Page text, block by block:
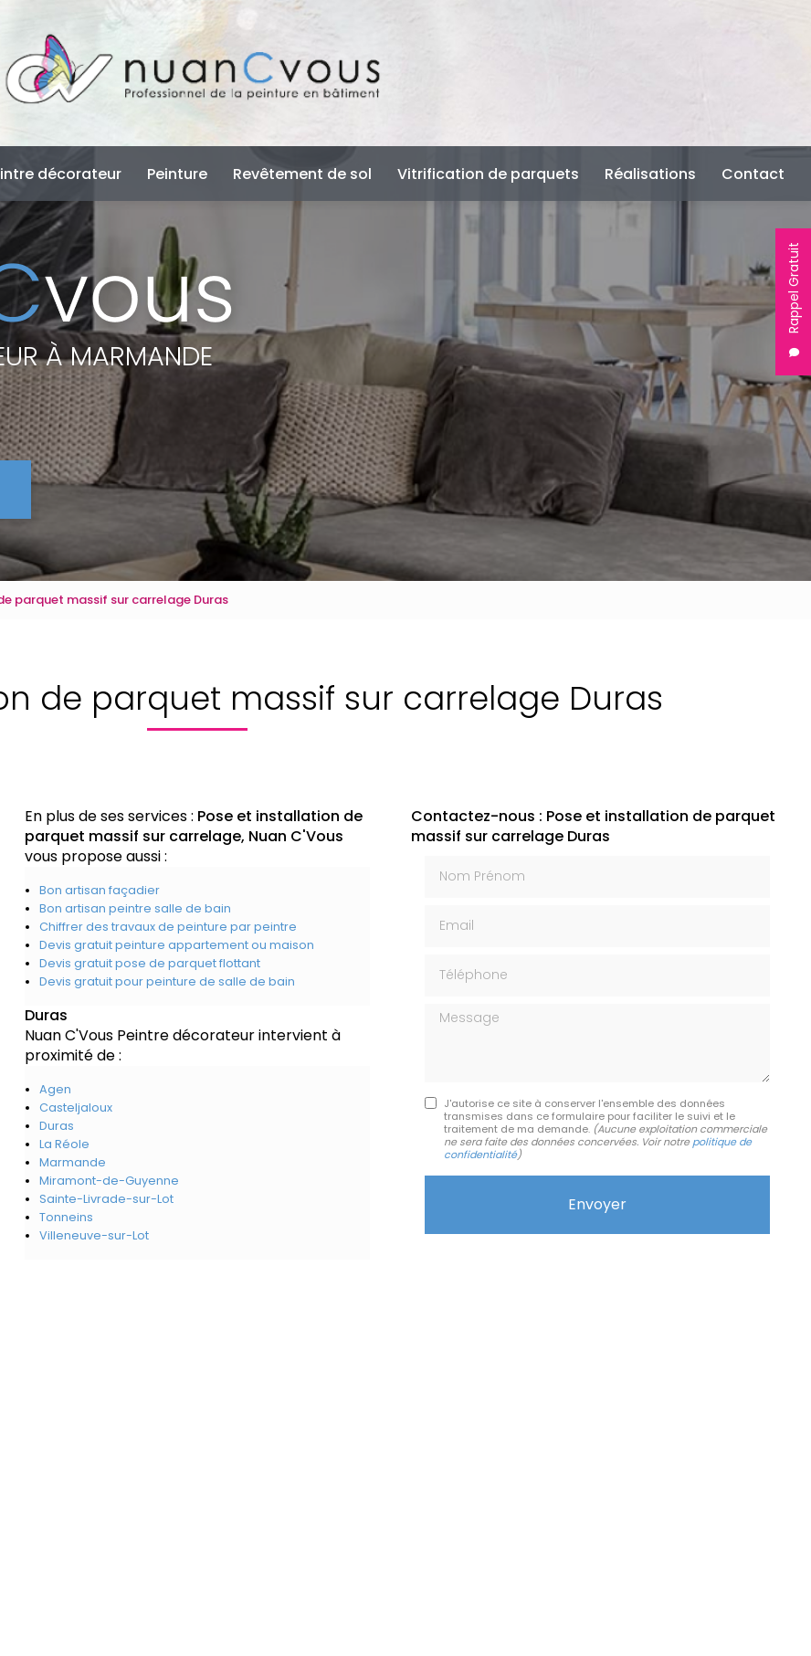
Rappel Gratuit
décorateur Peinture Revêtement de sol Vitrification de parquets Réalisations Contact
À MARMANDE
parquet massif sur carrelage Duras
de parquet massif sur carrelage Duras
En plus de ses services : Pose et installation de
parquet massif sur carrelage, Nuan C'Vous
vous propose aussi :
Bon artisan façadier
Bon artisan peintre salle de bain
Chiffrer des travaux de peinture par peintre
Devis gratuit peinture appartement ou maison
Devis gratuit pose de parquet flottant
Devis gratuit pour peinture de salle de bain
Duras
Nuan C'Vous Peintre décorateur intervient à
proximité de :
Agen
Casteljaloux
Duras
La Réole
Marmande
Miramont-de-Guyenne
Sainte-Livrade-sur-Lot
Tonneins
Villeneuve-sur-Lot
Contactez-nous : Pose et installation de parquet
massif sur carrelage Duras
Message
J'autorise ce site à conserver l'ensemble des données
transmises dans ce formulaire pour faciliter le suivi et le
traitement de ma demande. (Aucune exploitation commerciale
ne sera faite des données concervées. Voir notrepolitique de
confidentialité)